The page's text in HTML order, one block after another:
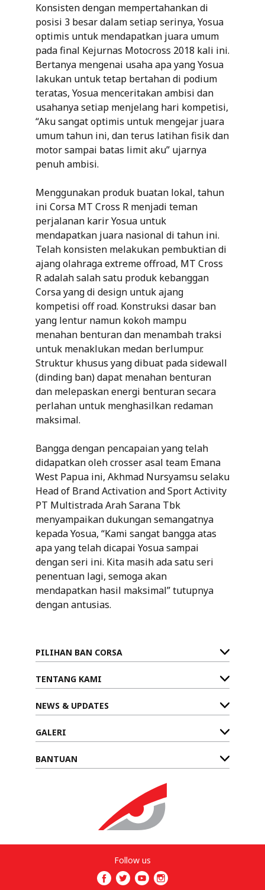
Konsisten dengan mempertahankan di
posisi 3 besar dalam setiap serinya, Yosua
optimis untuk mendapatkan juara umum
pada final Kejurnas Motocross 2018 kali ini.
Bertanya mengenai usaha apa yang Yosua
lakukan untuk tetap bertahan di podium
teratas, Yosua menceritakan ambisi dan
usahanya setiap menjelang hari kompetisi,
“Aku sangat optimis untuk mengejar juara
umum tahun ini, dan terus latihan fisik dan
motor sampai batas limit aku” ujarnya
penuh ambisi.
Menggunakan produk buatan lokal, tahun
ini Corsa MT Cross R menjadi teman
perjalanan karir Yosua untuk
mendapatkan juara nasional di tahun ini.
Telah konsisten melakukan pembuktian di
ajang olahraga extreme offroad, MT Cross
R adalah salah satu produk kebanggan
Corsa yang di design untuk ajang
kompetisi off road. Konstruksi dasar ban
yang lentur namun kokoh mampu
menahan benturan dan menambah traksi
untuk menaklukan medan berlumpur.
Struktur khusus yang dibuat pada sidewall
(dinding ban) dapat menahan benturan
dan melepaskan energi benturan secara
perlahan untuk menghasilkan redaman
maksimal.
Bangga dengan pencapaian yang telah
didapatkan oleh crosser asal team Emana
West Papua ini, Akhmad Nursyamsu selaku
Head of Brand Activation and Sport Activity
PT Multistrada Arah Sarana Tbk
menyampaikan dukungan semangatnya
kepada Yosua, “Kami sangat bangga atas
apa yang telah dicapai Yosua sampai
dengan seri ini. Kita masih ada satu seri
penentuan lagi, semoga akan
mendapatkan hasil maksimal” tutupnya
dengan antusias.
PILIHAN BAN CORSA
TENTANG KAMI
NEWS & UPDATES
GALERI
BANTUAN
Follow us